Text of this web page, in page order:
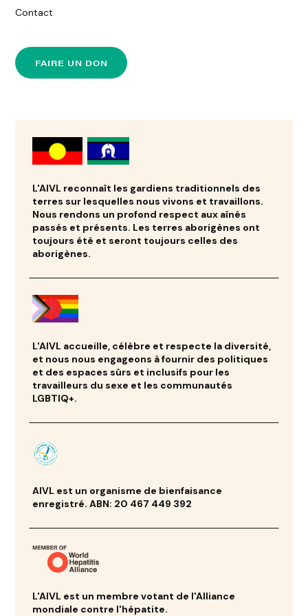
Contact
FAIRE UN DON
L'AIVL reconnaît les gardiens traditionnels des
terres sur lesquelles nous vivons et travaillons.
Nous rendons un profond respect aux aînés
passés et présents. Les terres aborigènes ont
toujours été et seront toujours celles des
aborigènes.
L'AIVL accueille, célèbre et respecte la diversité,
et nous nous engageons à fournir des politiques
et des espaces sûrs et inclusifs pour les
travailleurs du sexe et les communautés
LGBTIQ+.
AIVL est un organisme de bienfaisance
enregistré. ABN: 20 467 449 392
L'AIVL est un membre votant de l'Alliance
mondiale contre l'hépatite.